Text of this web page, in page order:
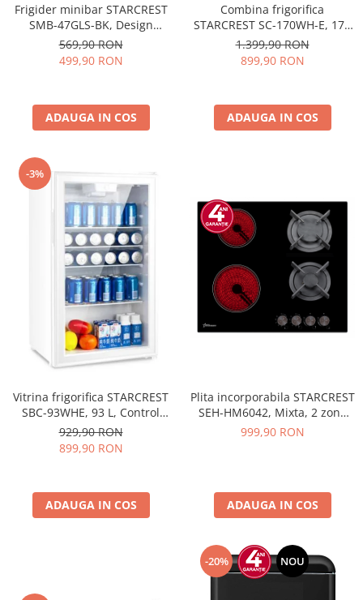
Frigider minibar STARCREST
SMB-47GLS-BK, Design
modern, 46 l, Clasa E, H 48.8
cm, Sticla Neagra
569,90 RON
499,90 RON
ADAUGA IN COS
Combina frigorifica
STARCREST SC-170WH-E, 170
L, Clasa E, Less Frost,
Termostat reglabil, Iluminare
LED, Picioare ajustabile, Usi
1.399,90 RON
899,90 RON
ADAUGA IN COS
-3%
Vitrina frigorifica STARCREST
SBC-93WHE, 93 L, Control
temperatura, Usa sticla, H
83.2 cm, Alb
929,90 RON
899,90 RON
ADAUGA IN COS
Plita incorporabila STARCREST
SEH-HM6042, Mixta, 2 zone
gaz, 2 zone vitroceramice,
999,90 RON
ADAUGA IN COS
-20% NOU